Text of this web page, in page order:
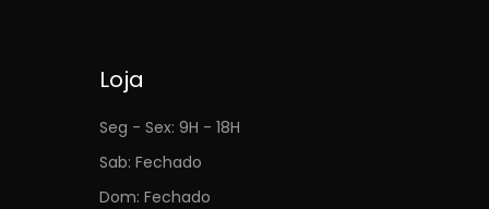
Loja
Seg - Sex: 9H - 18H
Sab: Fechado
Dom: Fechado